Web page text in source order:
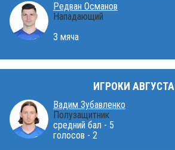
Редван Османов
Нападающий
3 мяча
ИГРОКИ АВГУСТА
Вадим Зубавленко
Полузащитник
средний бал - 5
голосов - 2